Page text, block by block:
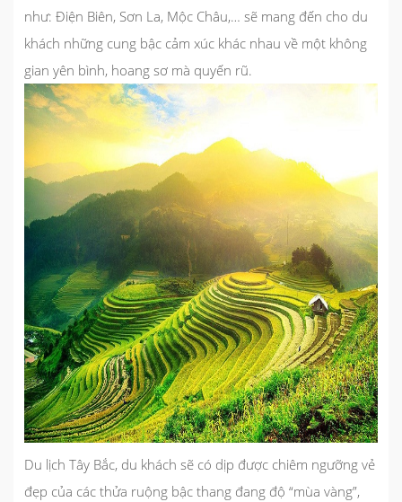
như: Điện Biên, Sơn La, Mộc Châu,… sẽ mang đến cho du
khách những cung bậc cảm xúc khác nhau về một không
gian yên bình, hoang sơ mà quyến rũ.
Du lịch Tây Bắc, du khách sẽ có dịp được chiêm ngưỡng vẻ
đẹp của các thửa ruộng bậc thang đang độ “mùa vàng”,